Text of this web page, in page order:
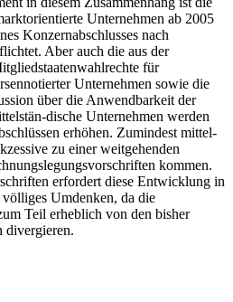
Unternehmen ab 2005
Konzernabschlusses nach
Aber auch die aus der
für
Unternehmen sowie die
über die Anwendbarkeit der
dische Unternehmen werden
erhöhen. Zumindest mittel-
zu einer weitgehenden
kommen.
erfordert diese Entwicklung in
Umdenken, da die
Teil erheblich von den bisher
divergieren.